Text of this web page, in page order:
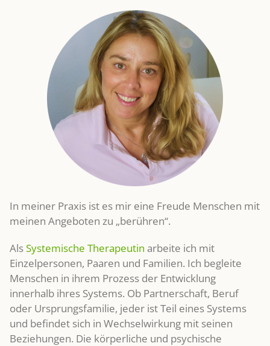
In meiner Praxis ist es mir eine Freude Menschen mit
meinen Angeboten zu „berühren“.
AlsSystemische Therapeutin arbeite ich mit
Einzelpersonen, Paaren und Familien. Ich begleite
Menschen in ihrem Prozess der Entwicklung
innerhalb ihres Systems. Ob Partnerschaft, Beruf
oder Ursprungsfamilie, jeder ist Teil eines Systems
und befindet sich in Wechselwirkung mit seinen
Beziehungen. Die körperliche und psychische